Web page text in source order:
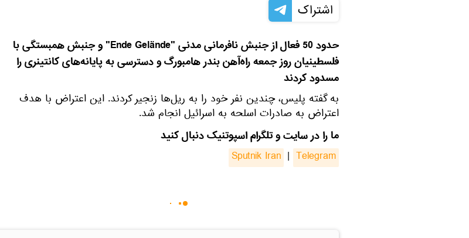
اشتراک
حدود 50 فعال از جنبش نافرمانی مدنی "Ende Gelände" و جنبش همبستگی با
فلسطینیان روز جمعه راه‌آهن بندر هامبورگ و دسترسی به پایانه‌های کانتینری را
مسدود کردند
به گفته پلیس، چندین نفر خود را به ریل‌ها زنجیر کردند. این اعتراض با هدف
اعتراض به صادرات اسلحه به اسرائیل انجام شد.
ما را در سایت و تلگرام اسپوتنیک دنبال کنید
Sputnik Iran | Telegram